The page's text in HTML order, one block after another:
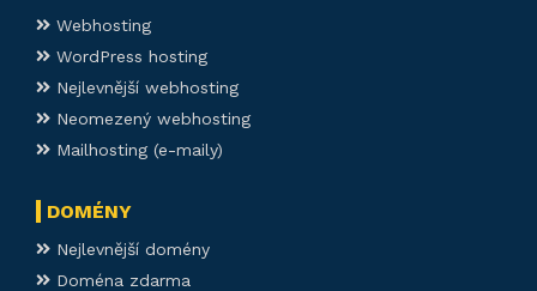
Webhosting
WordPress hosting
Nejlevnější webhosting
Neomezený webhosting
Mailhosting (e-maily)
DOMÉNY
Nejlevnější domény
Doména zdarma